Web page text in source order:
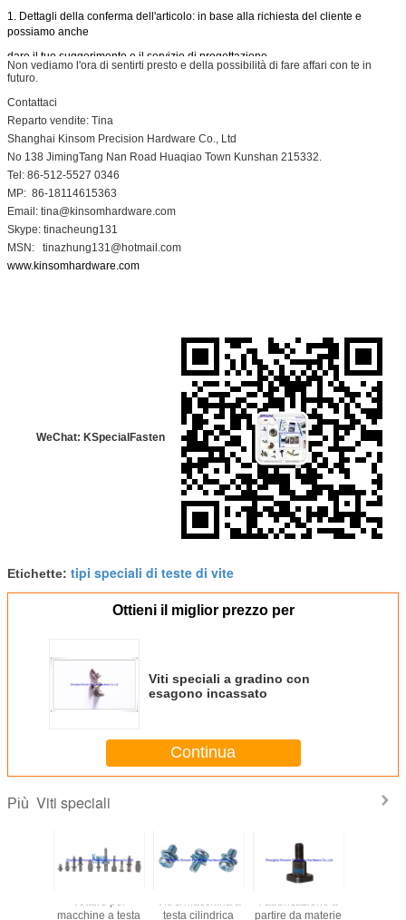
1. Dettagli della conferma dell'articolo: in base alla richiesta del cliente e
possiamo anche
dare il tuo suggerimento e il servizio di progettazione.
2. MOQ: nessuna richiesta e il prezzo può essere influenzato dalla quantità.
3. Campione: il campione finale deve superare la richiesta del cliente
4. Produzione e consegna: consigliare lo stato della produzione tramite posta,
telefono o video
per far sapere al cliente le informazioni.
Non vediamo l'ora di sentirti presto e della possibilità di fare affari con te in
futuro.
Contattaci
Reparto vendite: Tina
Shanghai Kinsom Precision Hardware Co., Ltd
No 138 JimingTang Nan Road Huaqiao Town Kunshan 215332.
Tel: 86-512-5527 0346
MP: 86-18114615363
Email: tina@kinsomhardware.com
Skype: tinacheung131
MSN: tinazhung131@hotmail.com
www.kinsomhardware.com
WeChat: KSpecialFasten
Etichette: tipi speciali di teste di vite
Ottieni il miglior prezzo per
Viti speciali a gradino con
esagono incassato
Continua
Più Viti speciali
Vetture per
macchine a testa
Viti a macchina a
testa cilindrica
Fabbricazione a
partire da materie